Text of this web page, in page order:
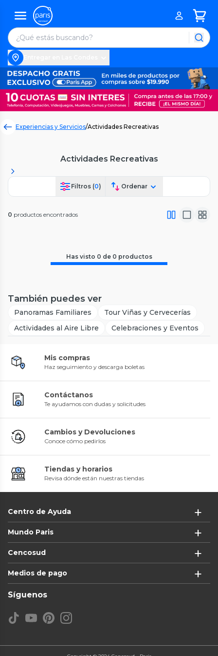
Experiencias y Servicios/Actividades Recreativas
Actividades Recreativas
Filtros (0) Ordenar
0 productos encontrados
Has visto 0 de 0 productos
También puedes ver
Panoramas Familiares
Tour Viñas y Cervecerías
Actividades al Aire Libre
Celebraciones y Eventos
Mis compras
Haz seguimiento y descarga boletas
Contáctanos
Te ayudamos con dudas y solicitudes
Cambios y Devoluciones
Conoce cómo pedirlos
Tiendas y horarios
Revisa dónde están nuestras tiendas
Centro de Ayuda
Mundo Paris
Cencosud
Medios de pago
Síguenos